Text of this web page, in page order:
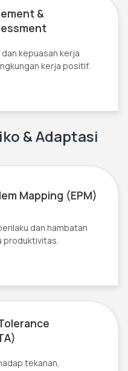
&
kepuasan kerja
kerja positif.
& Adaptasi
Mapping (EPM)
dan hambatan
produktivitas.
tekanan,